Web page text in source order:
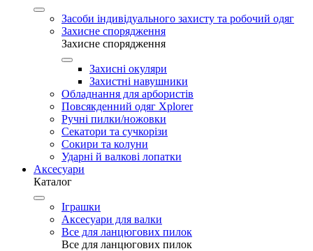
Засоби індивідуального захисту та робочий одяг
Захисне спорядження
Захисне спорядження
Захисні окуляри
Захистні навушники
Обладнання для арбористів
Повсякденний одяг Xplorer
Ручні пилки/ножовки
Секатори та сучкорізи
Сокири та колуни
Ударні й валкові лопатки
Аксесуари
Каталог
Іграшки
Аксесуари для валки
Все для ланцюгових пилок
Все для ланцюгових пилок